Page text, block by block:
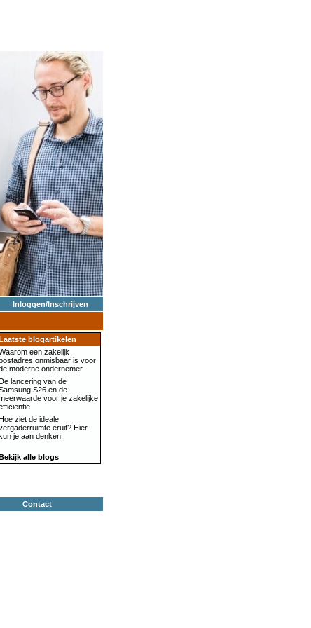
Inloggen/Inschrijven
blogartikelen
een zakelijk
onmisbaar is voor
moderne ondernemer
lancering van de
S26 en de
voor je zakelijke
ziet de ideale
eruit? Hier
je aan denken
alle blogs
Contact